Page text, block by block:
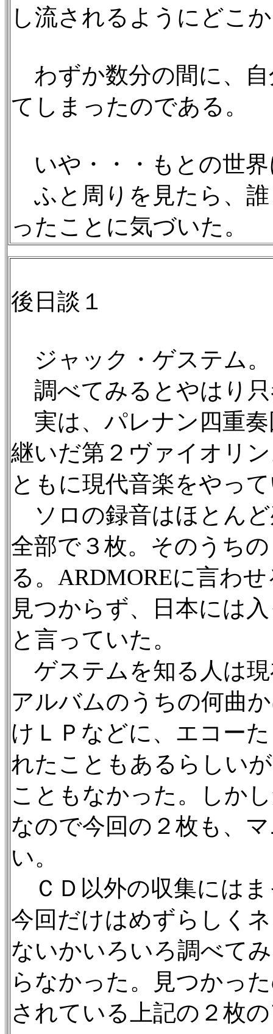
し流されるようにどこ
わずか数分の間に、
てしまったのである。
いや・・・もとの世
ふと周りを見たら、
ったことに気づいた。
後日談１
ジャック・ゲステム。
調べてみるとやはり
実は、パレナン四重
継いだ第２ヴァイオリ
ともに現代音楽をやっ
ソロの録音はほとん
全部で３枚。そのうち
る。ARDMOREに言わ
見つからず、日本には
と言っていた。
ゲステムを知る人は
アルバムのうちの何曲
けＬＰなどに、エコー
れたこともあるらしい
こともなかった。しか
なので今回の２枚も、
い。
ＣＤ以外の収集には
今回だけはめずらしく
ないかいろいろ調べて
らなかった。見つかっ
されている上記の２枚